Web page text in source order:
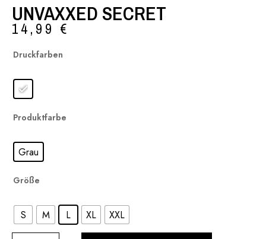
UNVAXXED SECRET
14,99 €
Druckfarben
Produktfarbe
Grau
Größe
S M L XL XXL